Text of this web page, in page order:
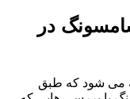
در
می شود که طبق